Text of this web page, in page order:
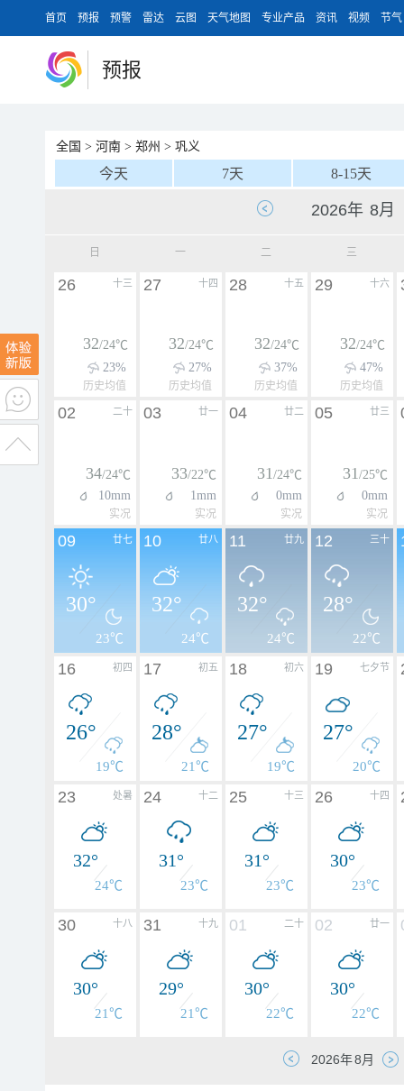
首页 预报 预警 雷达 云图 天气地图 专业产品 资讯 视频 节气
预报
全国 > 河南 > 郑州 > 巩义
今天 7天 8-15天
日 一 二 三
十三
26
32/24℃
23%
历史均值
十四
27
32/24℃
27%
历史均值
十五
28
32/24℃
37%
历史均值
十六
29
32/24℃
47%
历史均值
二十
02
34/24℃
10mm
实况
廿一
03
33/22℃
1mm
实况
廿二
04
31/24℃
0mm
实况
廿三
05
31/25℃
0mm
实况
廿七
09
30°
23℃
廿八
10
32°
24℃
廿九
11
32°
24℃
三十
12
28°
22℃
初四
16
26°
19℃
初五
17
28°
21℃
初六
18
27°
19℃
七夕节
19
27°
20℃
处暑
23
32°
24℃
十二
24
31°
23℃
十三
25
31°
23℃
十四
26
30°
23℃
十八
30
30°
21℃
十九
31
29°
21℃
二十
01
30°
22℃
廿一
02
30°
22℃